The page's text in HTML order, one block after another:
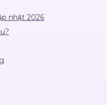
nhật 2026